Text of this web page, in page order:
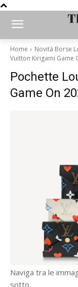
Home Novità Borse
Vuitton Kirigami Game
Pochette
Game On
Naviga tra le
sotto.